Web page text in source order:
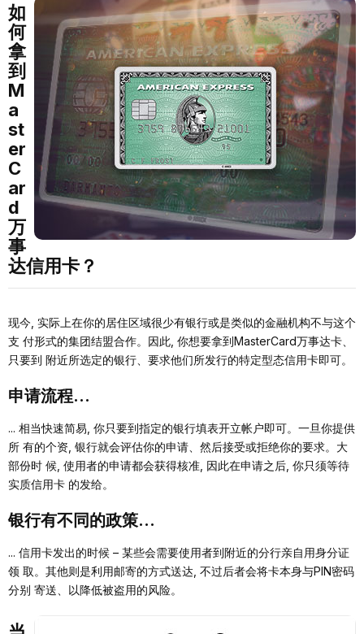
如
何
拿
到
M
a
st
er
C
ar
d
万
事
达信⽤卡？
现今, 实际上在你的居住区域很少有银⾏或是类似的⾦融机构不与这个
⽀ 付形式的集团结盟合作。因此, 你想要拿到MasterCard万事达卡、
只要到 附近所选定的银⾏、要求他们所发⾏的特定型态信⽤卡即可。
申请流程...
... 相当快速简易, 你只要到指定的银⾏填表开⽴帐户即可。⼀旦你提供
所 有的个资, 银⾏就会评估你的申请、然后接受或拒绝你的要求。⼤
部份时 候, 使⽤者的申请都会获得核准, 因此在申请之后, 你只须等待
实质信⽤卡 的发给。
银⾏有不同的政策...
... 信⽤卡发出的时候 – 某些会需要使⽤者到附近的分⾏亲⾃⽤⾝分证
领 取。其他则是利⽤邮寄的⽅式送达, 不过后者会将卡本⾝与PIN密码
分别 寄送、以降低被盗⽤的⻛险。